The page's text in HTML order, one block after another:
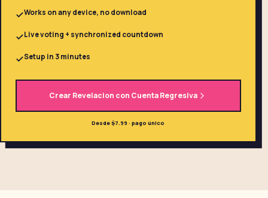
Works on any device, no download
Live voting + synchronized countdown
Setup in 3 minutes
Crear Revelacion con Cuenta Regresiva
Desde $7.99 · pago único